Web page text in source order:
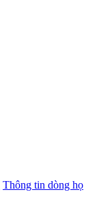
Thông tin dòng họ